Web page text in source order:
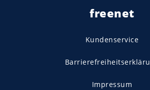
freenet
Kundenservice
Impressum